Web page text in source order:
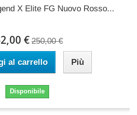
X Elite FG Nuovo Rosso...
€ 250,00 €
al carrello Più
Disponibile